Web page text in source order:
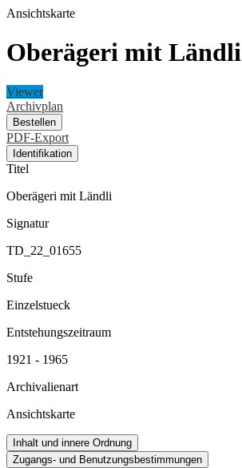
Ansichtskarte
Oberägeri mit Ländli
Viewer
Archivplan
Bestellen
PDF-Export
Identifikation
Titel
Oberägeri mit Ländli
Signatur
TD_22_01655
Stufe
Einzelstueck
Entstehungszeitraum
1921 - 1965
Archivalienart
Ansichtskarte
Inhalt und innere Ordnung
Zugangs- und Benutzungsbestimmungen